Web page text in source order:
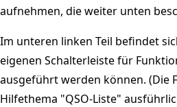
aufnehmen, die weiter unten
Im unteren linken Teil befindet
eigenen Schalterleiste für
ausgeführt werden können. (Die
Hilfethema "QSO-Liste"